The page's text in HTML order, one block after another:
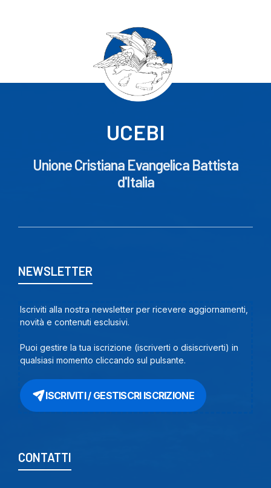
UCEBI
Unione Cristiana Evangelica Battista
d'Italia
NEWSLETTER
Iscriviti alla nostra newsletter per ricevere aggiornamenti,
novità e contenuti esclusivi.
Puoi gestire la tua iscrizione (iscriverti o disiscriverti) in
qualsiasi momento cliccando sul pulsante.
ISCRIVITI / GESTISCRI ISCRIZIONE
CONTATTI